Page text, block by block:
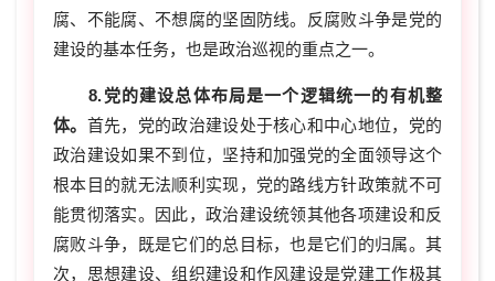
腐、不能腐、不想腐的坚固防线。反腐败斗争是党的
建设的基本任务，也是政治巡视的重点之一。
8.党的建设总体布局是一个逻辑统一的有机整
体。 首先，党的政治建设处于核心和中心地位，党的
政治建设如果不到位，坚持和加强党的全面领导这个
根本目的就无法顺利实现，党的路线方针政策就不可
能贯彻落实。因此，政治建设统领其他各项建设和反
腐败斗争，既是它们的总目标，也是它们的归属。其
次，思想建设、组织建设和作风建设是党建工作极其